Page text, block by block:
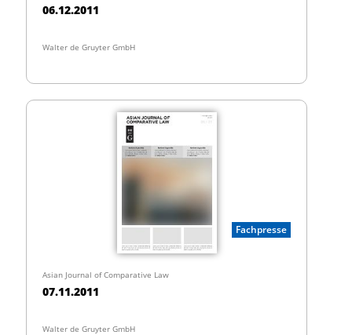
06.12.2011
Walter de Gruyter GmbH
Fachpresse
Asian Journal of Comparative Law
07.11.2011
Walter de Gruyter GmbH